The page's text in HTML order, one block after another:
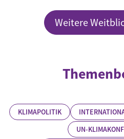
Weitere
KLIMAPOLITIK
UN-